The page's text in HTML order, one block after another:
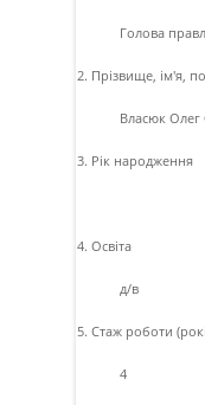
Голова
2. Прізвище, ім'я,
Власюк Олег
3. Рік народження
4. Освіта
д/в
5. Стаж роботи
4